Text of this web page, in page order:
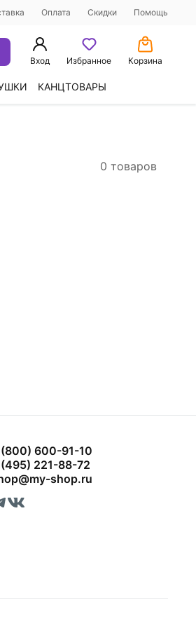
Оплата Скидки Помощь
Вход Избранное Корзина
КАНЦТОВАРЫ
0 товаров
600-91-10
221-88-72
shop.ru